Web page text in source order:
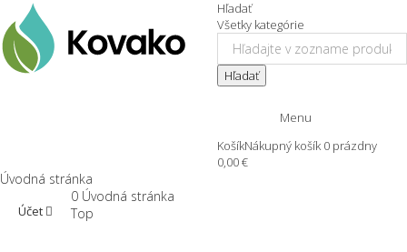
Hľadať
Všetky kategórie
Hľadať
Menu
KošíkNákupný košík 0 prázdny
0,00 €
Úvodná stránka
Účet
0 Úvodná stránka
Top